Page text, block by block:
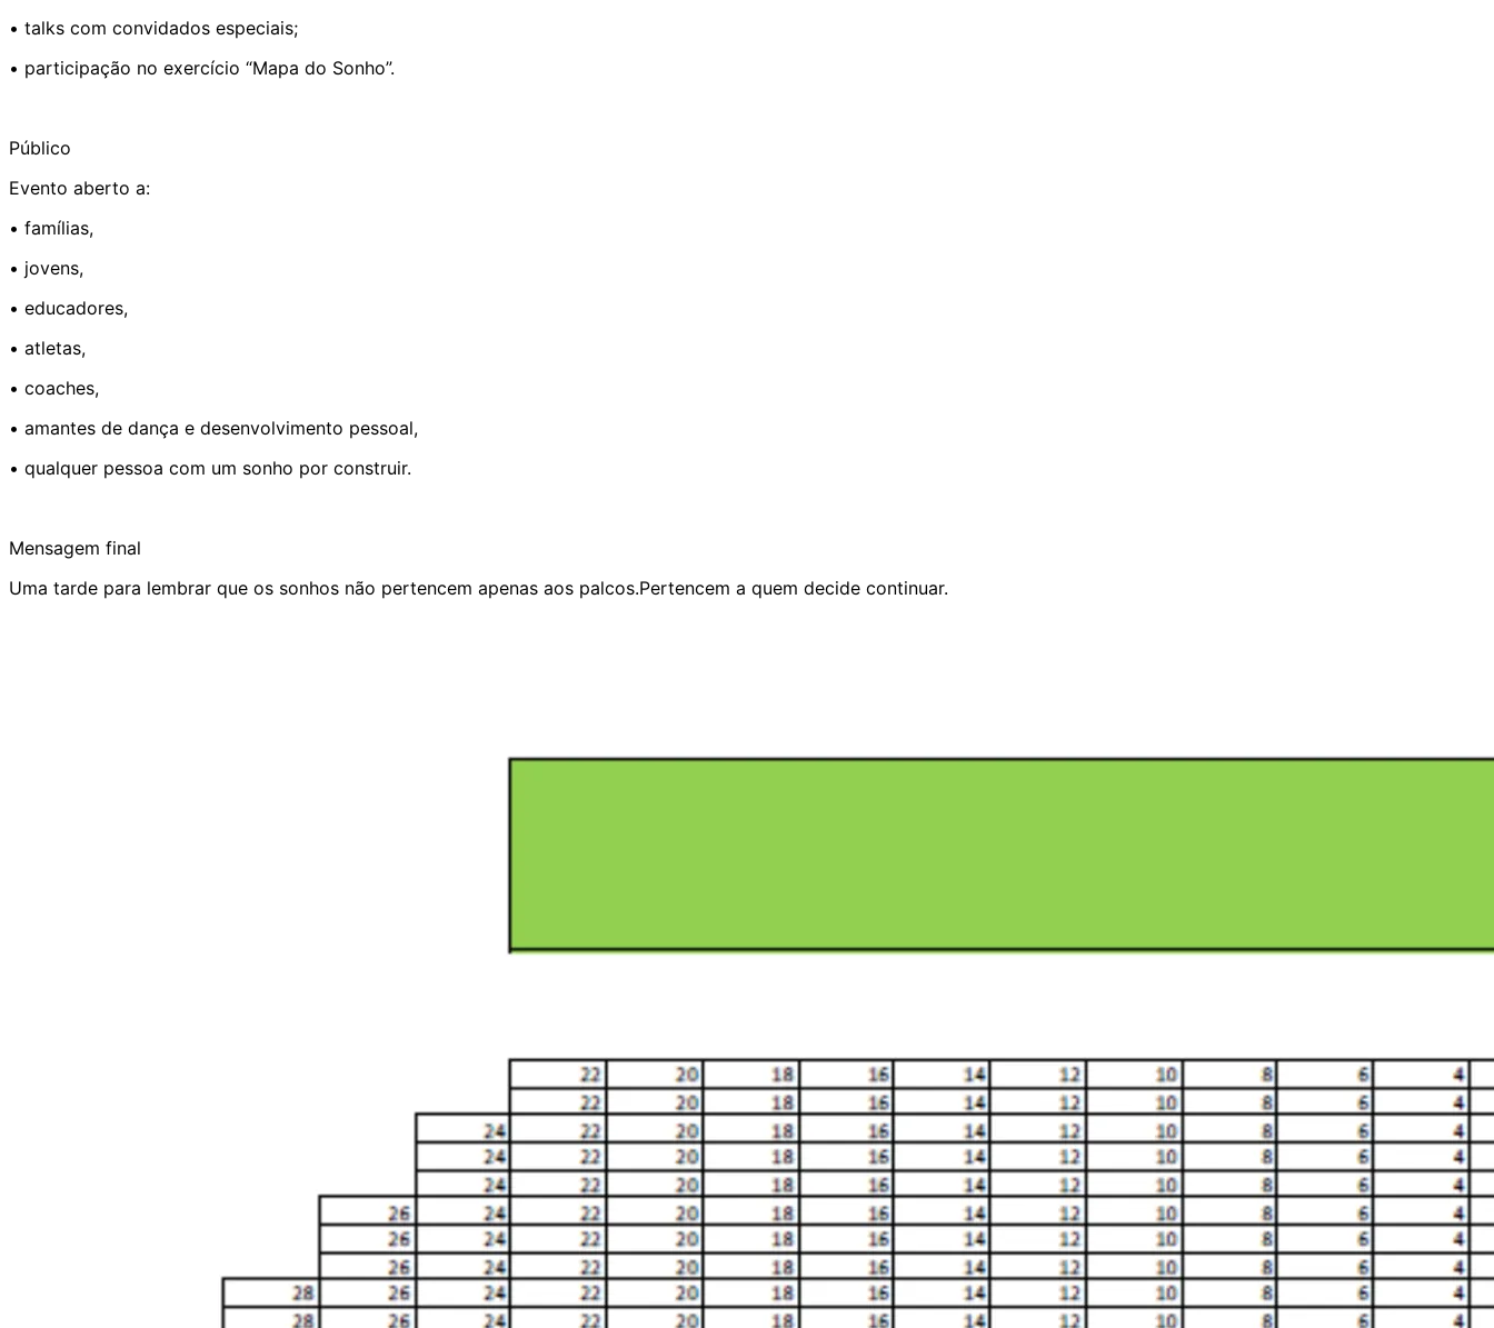
• talks com convidados especiais;
• participação no exercício “Mapa do Sonho”.
Público
Evento aberto a:
• famílias,
• jovens,
• educadores,
• atletas,
• coaches,
• amantes de dança e desenvolvimento pessoal,
• qualquer pessoa com um sonho por construir.
Mensagem final
Uma tarde para lembrar que os sonhos não pertencem apenas aos palcos.Pertencem a quem decide continuar.